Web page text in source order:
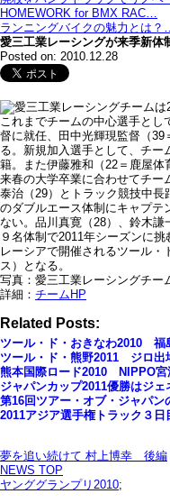
HOMEWORK for BMX RAC…
ランニングバイクの魅力とは？…
愛三工業レーシングが来季新
Posted on: 2010.12.28
愛三工業レーシングチームは
これまでチームの中心選手とし
督に就任、田中光輝現監督（
る。新規加入選手として、チ
籍。また伊藤雅和（22＝鹿屋
来春の大学卒業に合わせてチー
泰治（29）とトラック競技中長
のダブルエース体制にキャプテ
ない。品川真寛（28）、鈴木
９名体制で2011年シーズンに
レーシアで開催されるツール・
ス）となる。
写真：愛三工業レーシングチー
詳細： チームHP
Related Posts:
ツール・ド・おきなわ2010 福
ツール・ド・熊野2011 ジロ出
熊本国際ロード2010 NIPPO宮
ジャパンカップ2011優勝はジェ
第16回ツアー・オブ・ジャパ
2011アジア選手権トラック３
夢を追い続けて 村上博幸 後編
NEWS TOP
ヤンググランプリ2010;